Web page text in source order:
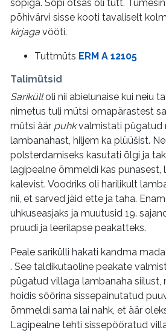
sopiga. Sopi otsas oli tutt.
põhivärvi sisse kooti tavaliselt
kirjaga vööti.
Tuttmüts ERM A 12105
Talimütsid
Sarikülloli nii abielunaise kui neiu
nimetus tuli mütsi omapärastest
mütsi äär puhkvalmistati pügatud
lambanahast, hiljem ka plüüšist.
polsterdamiseks kasutati õlgi ja
lagipealne õmmeldi kas punasest,
kalevist. Voodriks oli harilikult
nii, et sarved jäid ette ja taha.
uhkuseasjaks ja muutusid 19.
pruudi ja leerilapse peakatteks.
Peale sarikülli hakati kandma
. See taldikutaoline peakate
pügatud villaga lambanaha siilust,
hoidis sõõrina sissepainutatud
õmmeldi sama lai nahk, et äär
Lagipealne tehti sissepööratud